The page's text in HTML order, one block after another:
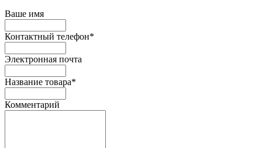
Ваше имя
Контактный телефон*
Электронная почта
Название товара*
Комментарий